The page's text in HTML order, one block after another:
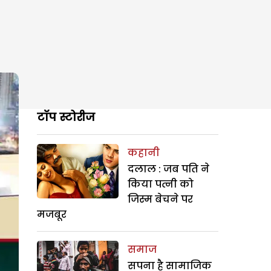
टॉप स्टोरीज
कहानी
दलाल : जब पति ने
किया पत्नी को
जिस्म बेचने पर
मजबूर
समाज
सपना है सामाजिक